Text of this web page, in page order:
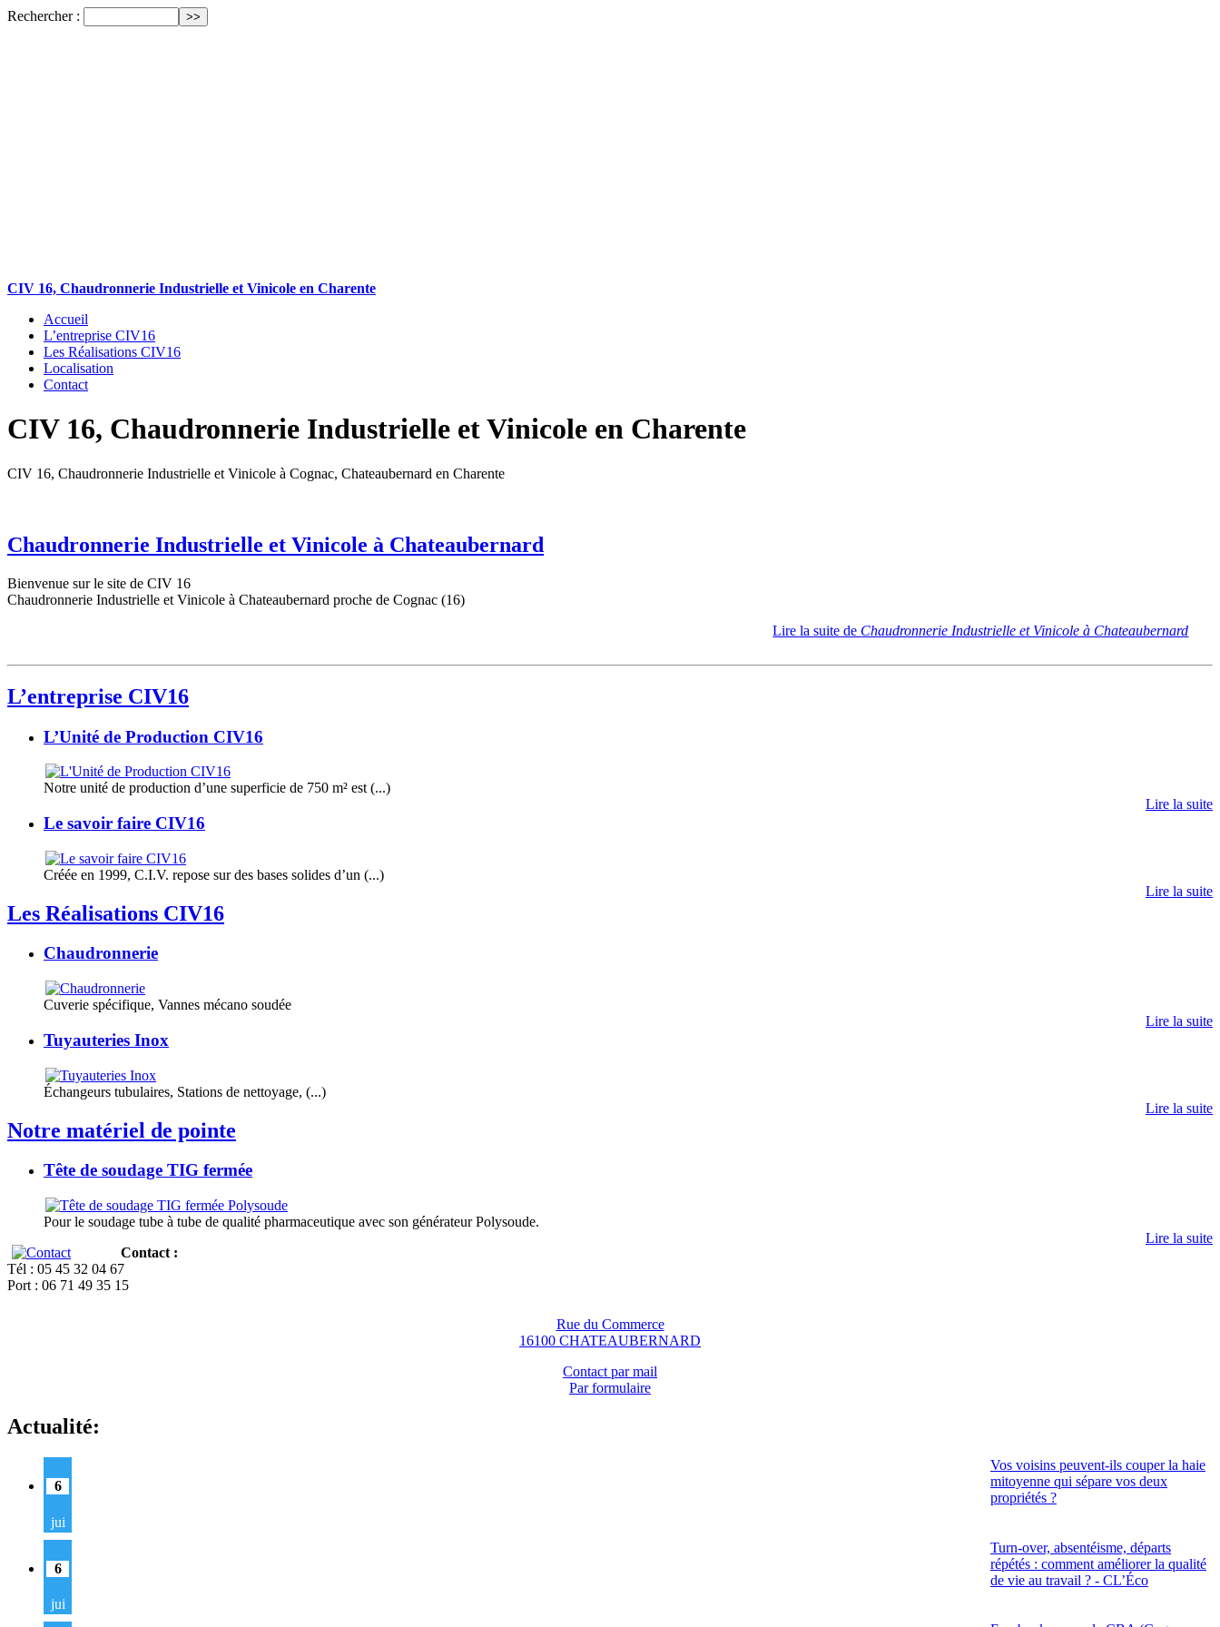
Rechercher :
CIV 16, Chaudronnerie Industrielle et Vinicole en Charente
Accueil
L’entreprise CIV16
Les Réalisations CIV16
Localisation
Contact
CIV 16, Chaudronnerie Industrielle et Vinicole en Charente
CIV 16, Chaudronnerie Industrielle et Vinicole à Cognac, Chateaubernard en Charente
Chaudronnerie Industrielle et Vinicole à Chateaubernard
Bienvenue sur le site de CIV 16
Chaudronnerie Industrielle et Vinicole à Chateaubernard proche de Cognac (16)
Lire la suite de Chaudronnerie Industrielle et Vinicole à Chateaubernard
L’entreprise CIV16
L’Unité de Production CIV16
Notre unité de production d’une superficie de 750 m² est (...)
Lire la suite
Le savoir faire CIV16
Créée en 1999, C.I.V. repose sur des bases solides d’un (...)
Lire la suite
Les Réalisations CIV16
Chaudronnerie
Cuverie spécifique, Vannes mécano soudée
Lire la suite
Tuyauteries Inox
Échangeurs tubulaires, Stations de nettoyage, (...)
Lire la suite
Notre matériel de pointe
Tête de soudage TIG fermée
Pour le soudage tube à tube de qualité pharmaceutique avec son générateur Polysoude.
Lire la suite
Contact :
Tél : 05 45 32 04 67
Port : 06 71 49 35 15
Rue du Commerce
16100 CHATEAUBERNARD
Contact par mail
Par formulaire
Actualité:
Vos voisins peuvent-ils couper la haie
mitoyenne qui sépare vos deux
propriétés ?
6
jui
Turn-over, absentéisme, départs
répétés : comment améliorer la qualité
de vie au travail ? - CL’Éco
6
jui